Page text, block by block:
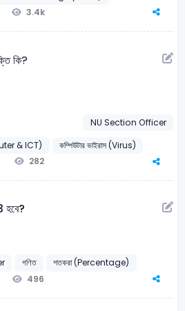
3.4k
কি?
NU Section Officer
& ICT)
কম্পিউটার ভাইরাস (Virus)
282
গণিত
শতকরা (Percentage)
496